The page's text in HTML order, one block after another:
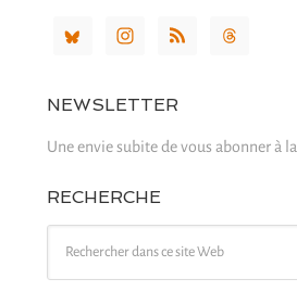
NEWSLETTER
Une envie subite de vous abonner à la
RECHERCHE